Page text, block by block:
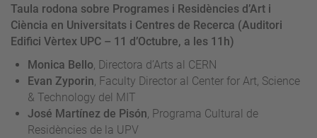
Taula rodona sobre Programes i Residències d’Art i
Ciència en Universitats i Centres de Recerca (Auditori
Edifici Vèrtex UPC – 11 d’Octubre, a les 11h)
Monica Bello , Directora d’Arts al CERN
Evan Zyporin , Faculty Director al Center for Art, Science
& Technology del MIT
José Martínez de Pisón , Programa Cultural de
Residències de la UPV